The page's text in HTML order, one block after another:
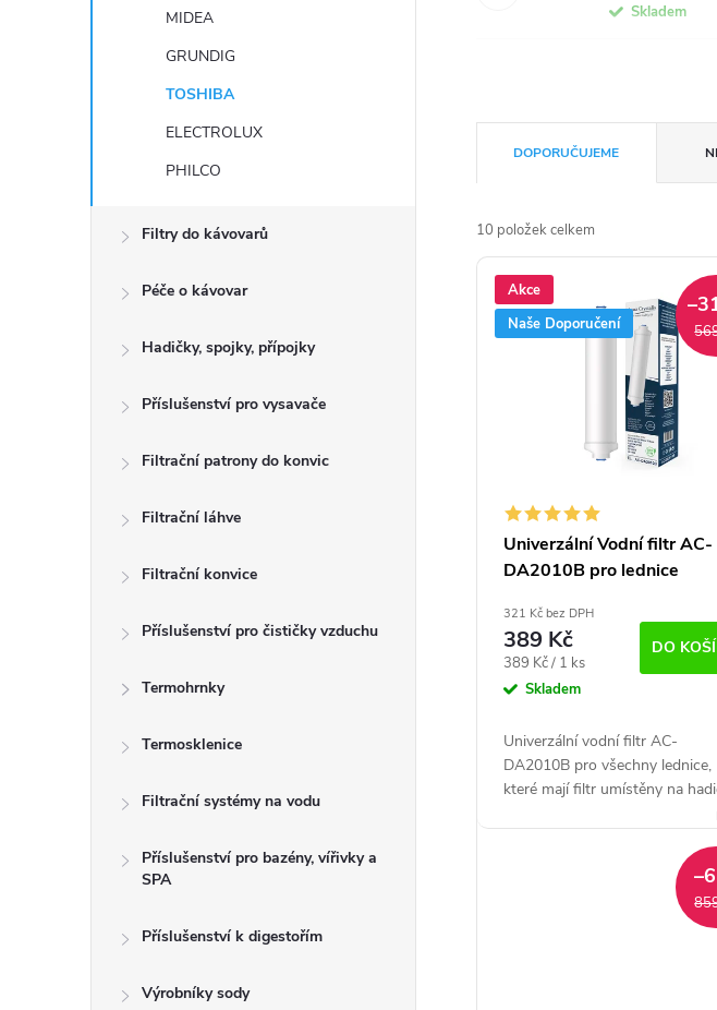
MIDEA
GRUNDIG
TOSHIBA
ELECTROLUX
PHILCO
Filtry do kávovarů
Péče o kávovar
Hadičky, spojky, přípojky
Příslušenství pro vysavače
Filtrační patrony do konvic
Filtrační láhve
Filtrační konvice
Příslušenství pro čističky vzduchu
Termohrnky
Termosklenice
Filtrační systémy na vodu
Příslušenství pro bazény, vířivky a
SPA
Příslušenství k digestořím
Výrobníky sody
Skladem
a
z
e
DOPORUČUJEME
10 položek celkem
V Akce
Naše Doporučení
Univerzální Vodní filtr AC-
DA2010B pro lednice
10105J)
321 Kč bez DPH
389 Kč
Měrná
cena:
389 Kč / 1 ks
Skladem
DO
Univerzální vodní filtr AC-
DA2010B pro všechny lednice,
které mají filtr umístěny na